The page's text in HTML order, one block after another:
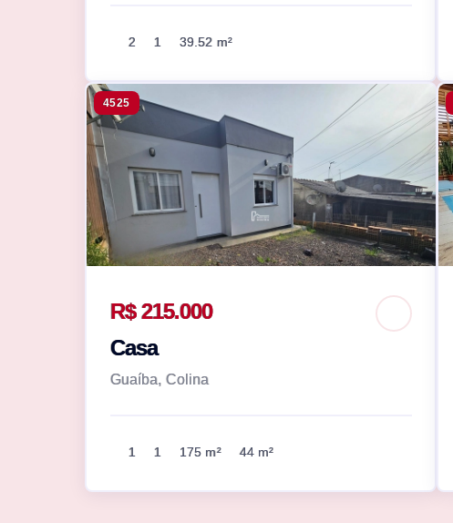
2 1 39.52 m²
4525
R$ 215.000
Casa
Guaíba, Colina
1 1 175 m² 44 m²